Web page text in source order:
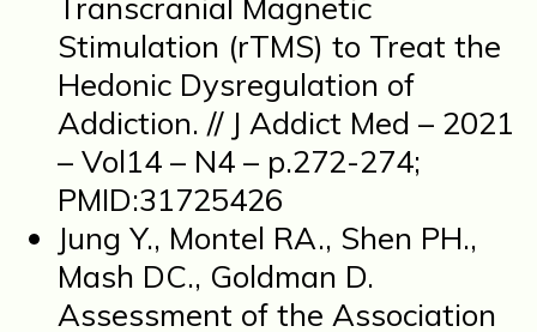
Stimulation (rTMS) to Treat the
Hedonic Dysregulation of
Addiction. // J Addict Med – 2021
– Vol14 – N4 – p.272-274;
PMID:31725426
Jung Y., Montel RA., Shen PH.,
Mash DC., Goldman D.
Assessment of the Association